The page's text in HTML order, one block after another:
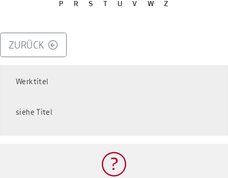
P R S T U V W Z
ZURÜCK
Werktitel
siehe Titel